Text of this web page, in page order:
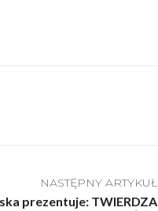
NASTĘPNY ARTYKUŁ
prezentuje: TWIERDZA